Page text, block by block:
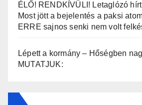
ÉLŐ! RENDKÍVÜLI! Letaglózó
Most jött a bejelentés a paksi
ERRE sajnos senki nem volt
Lépett a kormány – Hőségben
MUTATJUK: